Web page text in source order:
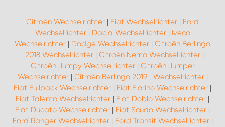
Citroën Wechselrichter | Fiat Wechselrichter | Ford
Wechselrichter| Dacia Wechselrichter| Iveco
Wechselrichter | Dodge Wechselrichter | Citroën Berlingo
-2018 Wechselrichter | Citroën Nemo Wechselrichter |
Citroën Jumpy Wechselrichter| Citroën Jumper
Wechselrichter| Citroën Berlingo 2019- Wechselrichter|
Fiat Fullback Wechselrichter | Fiat Fiorino Wechselrichter |
Fiat Talento Wechselrichter | Fiat Doblo Wechselrichter |
Fiat Ducato Wechselrichter | Fiat Scudo Wechselrichter |
Ford Ranger Wechselrichter| Ford Transit Wechselrichter|